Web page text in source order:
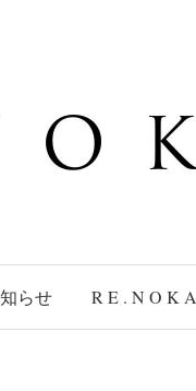
らせ R E . N O K A